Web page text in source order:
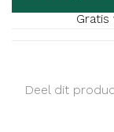
Gratis
Deel dit